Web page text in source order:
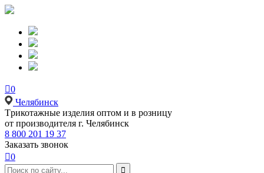
0
Челябинск
Tрикотажные изделия оптом и в розницу
от производителя г. Челябинск
8 800 201 19 37
Заказать звонок
0
